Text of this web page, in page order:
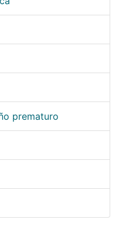
prematuro